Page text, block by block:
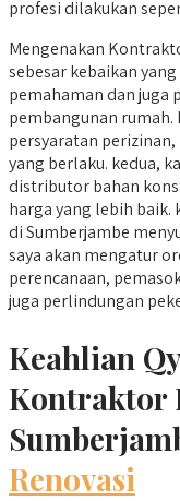
profesi dilakukan
Mengenakan
sebesar kebaikan
pemahaman dan juga
pembangunan
persyaratan
yang berlaku. kedua,
distributor bahan
harga yang lebih
di Sumberjambe
saya akan mengatur
perencanaan,
juga perlindungan
Keahlian
Kontraktor
Renovasi